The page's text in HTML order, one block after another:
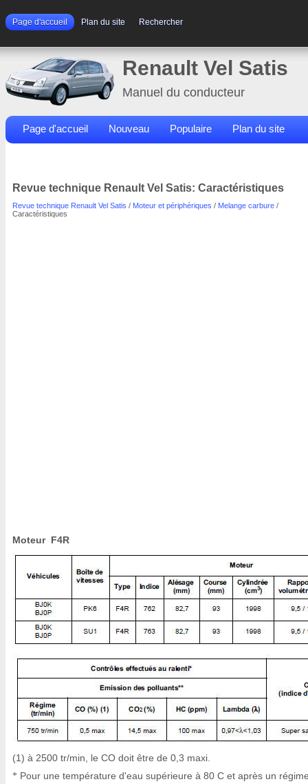
Page d'accueil Plan du site Rechercher
Renault Vel Satis
Manuel du conducteur
Page d'accueil Nouveau Populaire Plan du site
Revue technique Renault Vel Satis: Caractéristiques
Revue technique Renault Vel Satis / Moteur et périphériques / Melange carbure /
Caractéristiques
Moteur F4R
(1) à 2500 tr/min, le CO doit être de 0,3 maxi.
* Pour une température d'eau supérieure à 80 C et après un